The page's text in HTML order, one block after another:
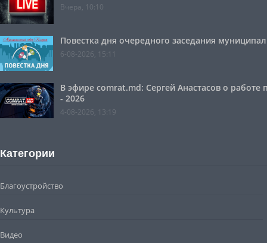
Вчера, 10:10
Повестка дня очередного заседания
6-08-2026, 15:11
В эфире comrat.md: Сергей Анастасов о
- 2026
4-08-2026, 13:19
Категории
Благоустройство
Культура
Видео